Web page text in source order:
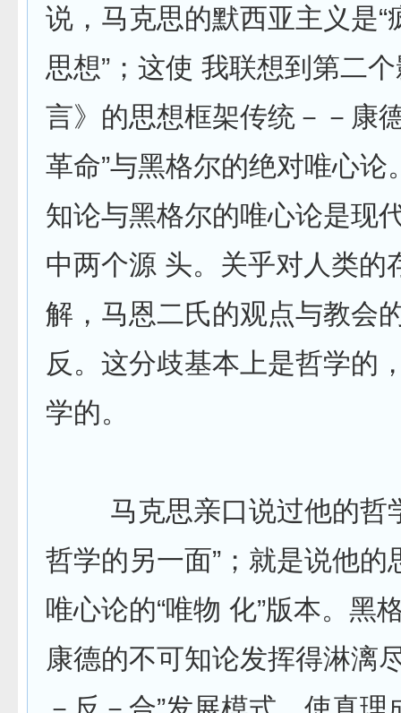
说，马克思的默西亚主义是“
思想”；这使 我联想到第二
言》的思想框架传统－－康
革命”与黑格尔的绝对唯心论
知论与黑格尔的唯心论是现
中两个源 头。关乎对人类的
解，马恩二氏的观点与教会
反。这分歧基本上是哲学的
学的。
马克思亲口说过他的哲
哲学的另一面”；就是说他的
唯心论的“唯物 化”版本。黑
康德的不可知论发挥得淋漓